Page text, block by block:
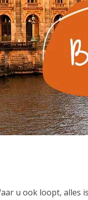
u ook loopt, alles